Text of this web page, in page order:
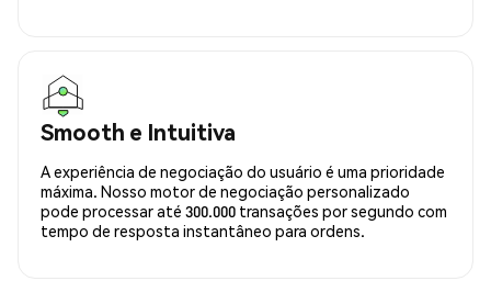
Smooth e Intuitiva
A experiência de negociação do usuário é uma prioridade
máxima. Nosso motor de negociação personalizado
pode processar até 300.000 transações por segundo com
tempo de resposta instantâneo para ordens.